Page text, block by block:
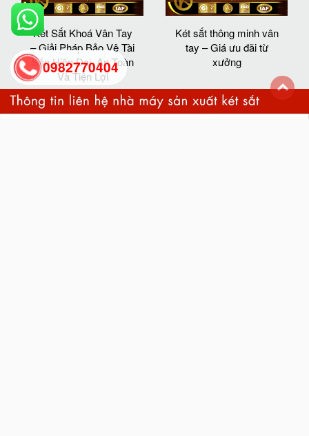
Két Sắt Khoá Vân Tay
– Giải Pháp Bảo Vệ Tài
Sản Hiện Đại, An Toàn
Và Tiện Lợi
Két sắt thông minh vân
tay – Giá ưu đãi từ
xưởng
0982770404
back